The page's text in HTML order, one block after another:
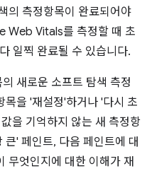
의 측정항목이 완료되어야
Web Vitals를 측정할 때 초
일찍 완료될 수 있습니다.
새로운 소프트 탐색 측정
목을 '재설정'하거나 '다시 초
을 기억하지 않는 새 측정항
' 페인트, 다음 페인트에 대
무엇인지에 대한 이해가 재